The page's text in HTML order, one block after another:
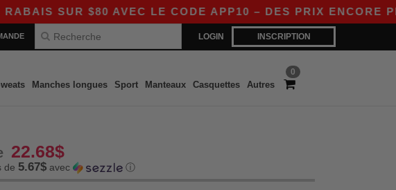
$80 AVEC LE CODE APP10 – DES PRIX ENCORE PLUS
LOGIN INSCRIPTION
0
Manches longues Sport Manteaux Casquettes Autres
22.68$
de 5.67$ avec ⓘ